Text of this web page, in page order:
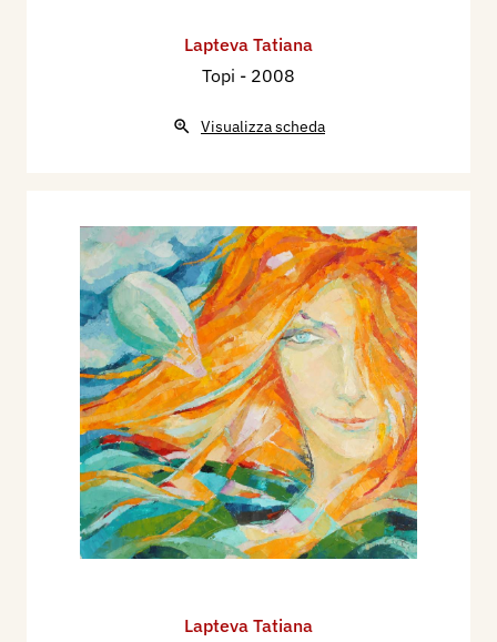
Lapteva Tatiana
Topi - 2008
Visualizza scheda
Lapteva Tatiana